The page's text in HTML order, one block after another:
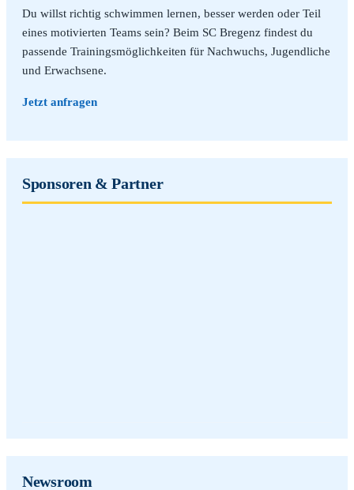
Du willst richtig schwimmen lernen, besser werden oder Teil
eines motivierten Teams sein? Beim SC Bregenz findest du
passende Trainingsmöglichkeiten für Nachwuchs, Jugendliche
und Erwachsene.
Jetzt anfragen
Sponsoren & Partner
Newsroom